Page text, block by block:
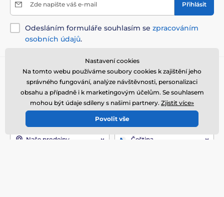
Jednoduché použití a snadná výměna
Plně kompatibilní s
Nevýhody
Žádné
Obsah balení
PetSafe vysoušecí sáčky pro dávkovač FlexFeed 4 ks
Zde napište váš e-mail Přihlásit
Odesláním formuláře souhlasím se zpracováním
osobních údajů.
Potřebujete poradit offline
Zákaznický servis je k dispozici
+420 216 216 106
info@elektro-obojky.cz
Naše prodejny Čeština
Nastavení cookies
Na tomto webu používáme soubory cookies k zajištění jeho
správného fungování, analýze návštěvnosti, personalizaci
obsahu a případně i k marketingovým účelům. Se souhlasem
mohou být údaje sdíleny s našimi partnery. Zjistit více»
Povolit vše